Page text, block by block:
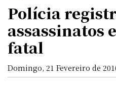
Polícia
assassinatos
fatal
Domingo, 21 Fevereiro de